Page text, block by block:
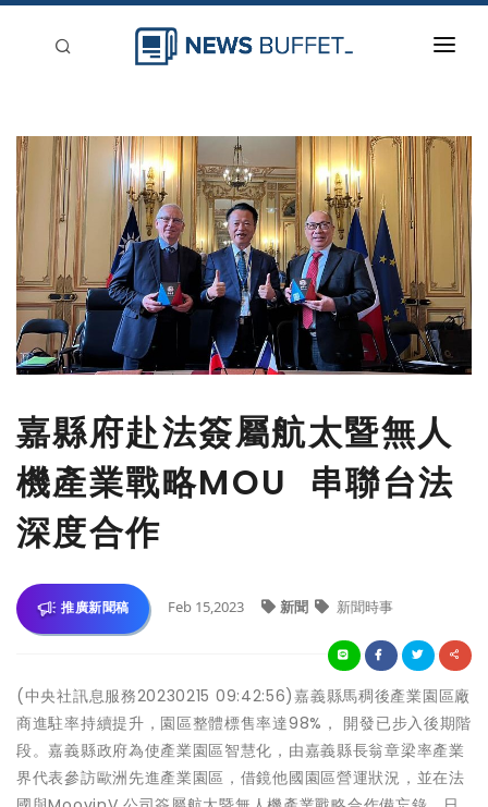
新聞稿分類
登入
刊登
嘉縣府赴法簽屬航太暨無人
機產業戰略MOU 串聯台法
深度合作
推廣新聞稿 Feb 15,2023 新聞 新聞時事
(中央社訊息服務20230215 09:42:56)嘉義縣馬稠後產業園區廠
商進駐率持續提升，園區整體標售率達98%， 開發已步入後期階
段。嘉義縣政府為使產業園區智慧化，由嘉義縣長翁章梁率產業
界代表參訪歐洲先進產業園區，借鏡他國園區營運狀況，並在法